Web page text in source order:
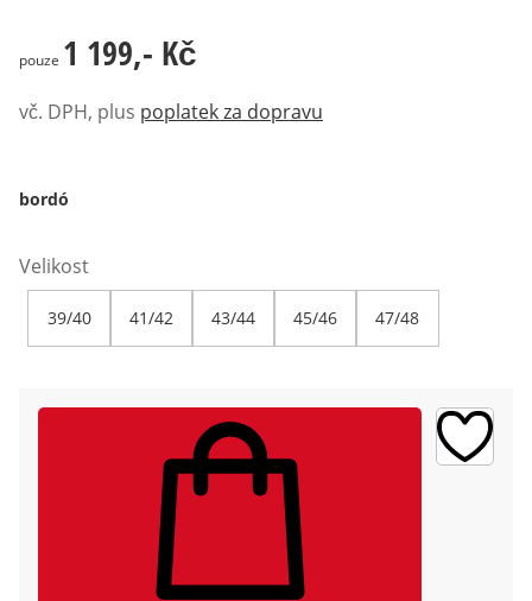
1 199,- Kč
pouze 1 199,- Kč
vč. DPH, plus poplatek za dopravu
bordó
Velikost
39/40 41/42 43/44 45/46 47/48